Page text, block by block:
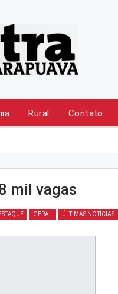
Rural Contato
mil vagas
GERAL ÚLTIMAS NOTÍCIAS